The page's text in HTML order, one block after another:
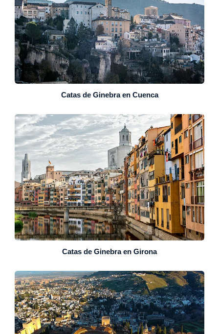
Catas de Ginebra en Cuenca
Catas de Ginebra en Girona